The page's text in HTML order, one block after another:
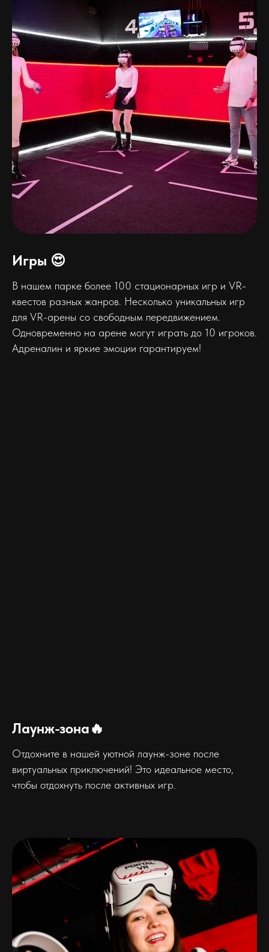
Игры 😍
В нашем парке более 100 стационарных игр и VR-
квестов разных жанров. Несколько уникальных игр
для VR-арены со свободным передвижением.
Одновременно на арене могут играть до 10 игроков.
Адреналин и яркие эмоции гарантируем!
Лаунж-зона🔥
Отдохните в нашей уютной лаунж-зоне после
виртуальных приключений! Это идеальное место,
чтобы отдохнуть после активных игр.